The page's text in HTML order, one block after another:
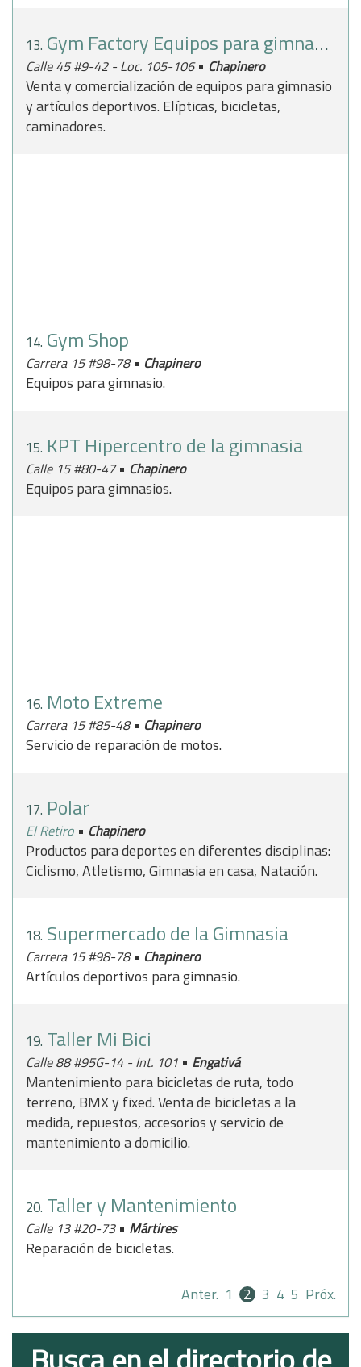
13. Gym Factory Equipos para gimnasio
Calle 45 #9-42 - Loc. 105-106• Chapinero
Venta y comercialización de equipos para gimnasio
y artículos deportivos. Elípticas, bicicletas,
caminadores.
14. Gym Shop
Carrera 15 #98-78• Chapinero
Equipos para gimnasio.
15. KPT Hipercentro de la gimnasia
Calle 15 #80-47• Chapinero
Equipos para gimnasios.
16. Moto Extreme
Carrera 15 #85-48• Chapinero
Servicio de reparación de motos.
17. Polar
El Retiro • Chapinero
Productos para deportes en diferentes disciplinas:
Ciclismo, Atletismo, Gimnasia en casa, Natación.
18. Supermercado de la Gimnasia
Carrera 15 #98-78• Chapinero
Artículos deportivos para gimnasio.
19. Taller Mi Bici
Calle 88 #95G-14 - Int. 101 • Engativá
Mantenimiento para bicicletas de ruta, todo
terreno, BMX y fixed. Venta de bicicletas a la
medida, repuestos, accesorios y servicio de
mantenimiento a domicilio.
20. Taller y Mantenimiento
Calle 13 #20-73 • Mártires
Reparación de bicicletas.
Anter. 1 2 3 4 5 Próx.